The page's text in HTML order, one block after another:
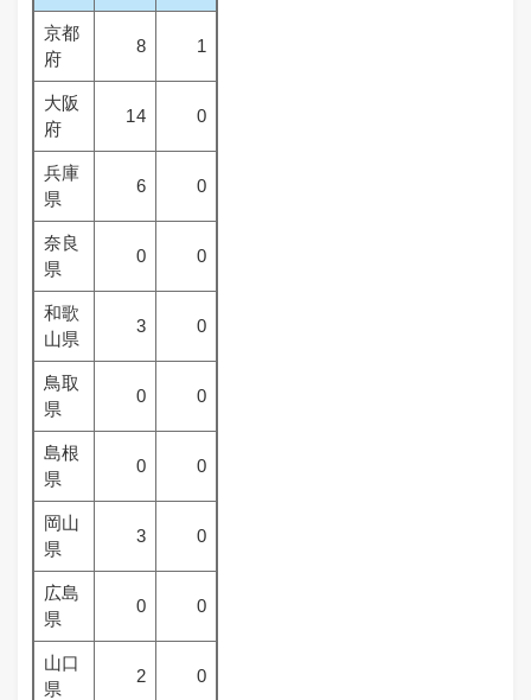
京都
府
8 1
大阪
府
14 0
兵庫
県
6 0
奈良
県
0 0
和歌
山県
3 0
鳥取
県
0 0
島根
県
0 0
岡山
県
3 0
広島
県
0 0
山口
県
2 0